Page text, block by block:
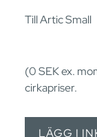
Till Artic Small
(0SEKex.
cirkapriser.
LÄGG I